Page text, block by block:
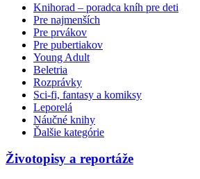
Knihorad – poradca kníh pre deti
Pre najmenších
Pre prvákov
Pre pubertiakov
Young Adult
Beletria
Rozprávky
Sci-fi, fantasy a komiksy
Leporelá
Náučné knihy
Ďalšie kategórie
Životopisy a reportáže